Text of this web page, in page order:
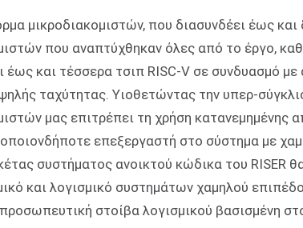
μικροδιακομιστών, που διασυνδέει έως
που αναπτύχθηκαν όλες από το έργο,
έως και τέσσερα τσιπ RISC-V σε συνδυασμό
ταχύτητας. Υιοθετώντας την υπερ-
μας επιτρέπει τη χρήση κατανεμημένης
επεξεργαστή στο σύστημα με
συστήματος ανοικτού κώδικα του RISER
και λογισμικό συστημάτων χαμηλού
στοίβα λογισμικού βασισμένη